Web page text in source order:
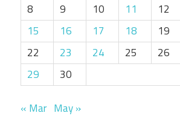
8
9 10 11 12
15
16 17 18 19
22
23 24 25 26
29
30
« Mar May »